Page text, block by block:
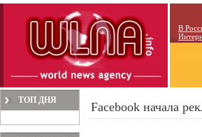
В
ТОП ДНЯ Facebook начала